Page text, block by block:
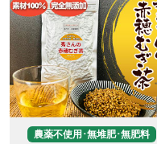
農薬不使用･無堆肥･無肥料